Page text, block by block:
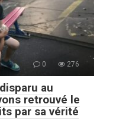
0 276
au
retrouvé le
par sa vérité